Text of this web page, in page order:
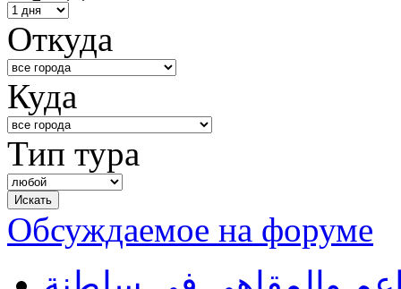
Откуда
Куда
Тип тура
Обсуждаемое на форуме